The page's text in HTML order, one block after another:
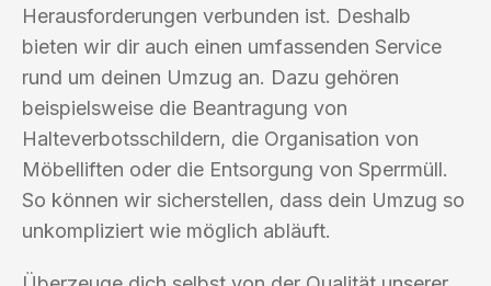
Herausforderungen verbunden ist. Deshalb
bieten wir dir auch einen umfassenden Service
rund um deinen Umzug an. Dazu gehören
beispielsweise die Beantragung von
Halteverbotsschildern, die Organisation von
Möbelliften oder die Entsorgung von Sperrmüll.
So können wir sicherstellen, dass dein Umzug so
unkompliziert wie möglich abläuft.